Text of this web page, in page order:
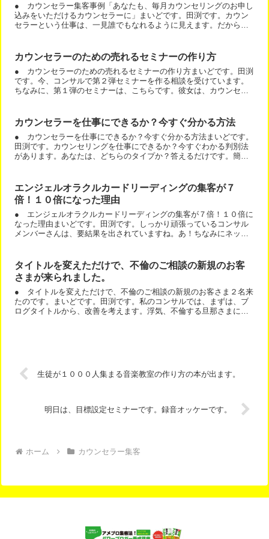
● カウンセラー集客事例「あなたも、毎月カウンセリングのお申し
込みをいただけるカウンセラーに」まいどです。田渕です。カウン
セラーという仕事は、一見誰でもなれるように見えます。だから、
カウンセラーのための売れるセミナーの作り方
● カウンセラーのための売れるセミナーの作り方まいどです。田渕
です。今、コンサルで第２弾セミナーを作る相談を受けています。
ちなみに、第１弾のセミナーは、こちらです。彼女は、カウンセラ
カウンセラーを仕事にできるか？今すぐ分かる方法
● カウンセラーを仕事にできるか？今すぐ分かる方法まいどです。
田渕です。カウンセリングを仕事にできるか？今すぐわかる判別法
があります。あなたは、どちらのタイプか？答えるだけです。簡単
エンジェルオラクルカードリーディングの集客が７
倍！１０倍になった理由
● エンジェルオラクルカードリーディングの集客が７倍！１０倍に
なった理由まいどです。田渕です。しっかり頑張っているコンサル
メンバーさんは、要結果を出されていますね。あ！ちなみにネット
タイトルを変えただけで、不倫のご相談の新規のお客
さまが来られました。
● タイトルを変えただけで、不倫のご相談の新規のお客さま２名来
たのです。まいどです。田渕です。私のコンサルでは、まずは、ブ
ログタイトルから、改善を考えます。浮気、不倫する旦那さまに、
生徒が１０００人集まる音楽教室の作り方の本が出ます。
明日は、目標設定セミナーです。録音オッケーです。
ホーム カウンセラー集客